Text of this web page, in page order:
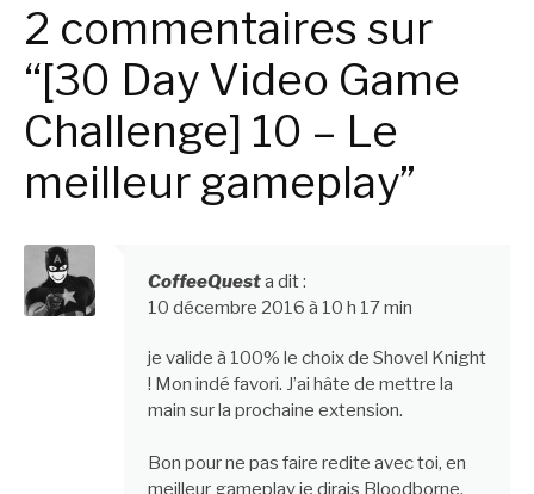
2 commentaires sur
“[30 Day Video Game
Challenge] 10 – Le
meilleur gameplay”
CoffeeQuesta dit :
10 décembre 2016 à 10 h 17 min
je valide à 100% le choix de Shovel Knight
! Mon indé favori. J’ai hâte de mettre la
main sur la prochaine extension.
Bon pour ne pas faire redite avec toi, en